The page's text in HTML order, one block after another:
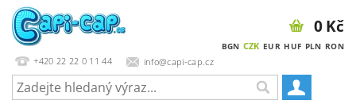
+420 22 22 0 11 44 info@capi-cap.cz
BGN CZK EUR HUF PLN RON
0 Kč